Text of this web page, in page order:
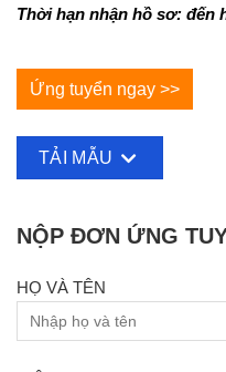
Thời hạn nhận hồ sơ: đến
Ứng tuyển ngay >>
TẢI MẪU
NỘP ĐƠN ỨNG
HỌ VÀ TÊN